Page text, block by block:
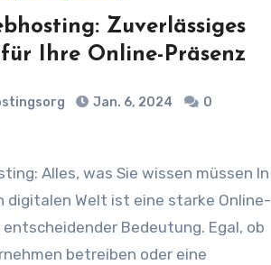
Zuverlässiges
Ihre Online-Präsenz
Jan. 6, 2024
0
digitalen Welt ist eine starke Online-
entscheidender Bedeutung. Egal, ob
betreiben oder eine